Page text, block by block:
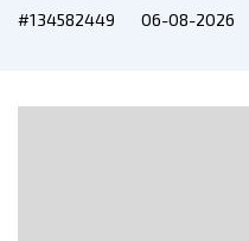
#134582449 06-08-2026